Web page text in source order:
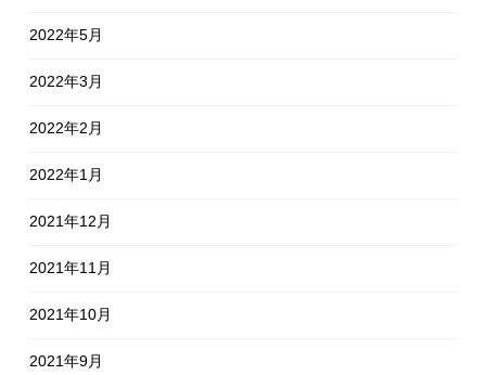
2022年5月
2022年3月
2022年2月
2022年1月
2021年12月
2021年11月
2021年10月
2021年9月